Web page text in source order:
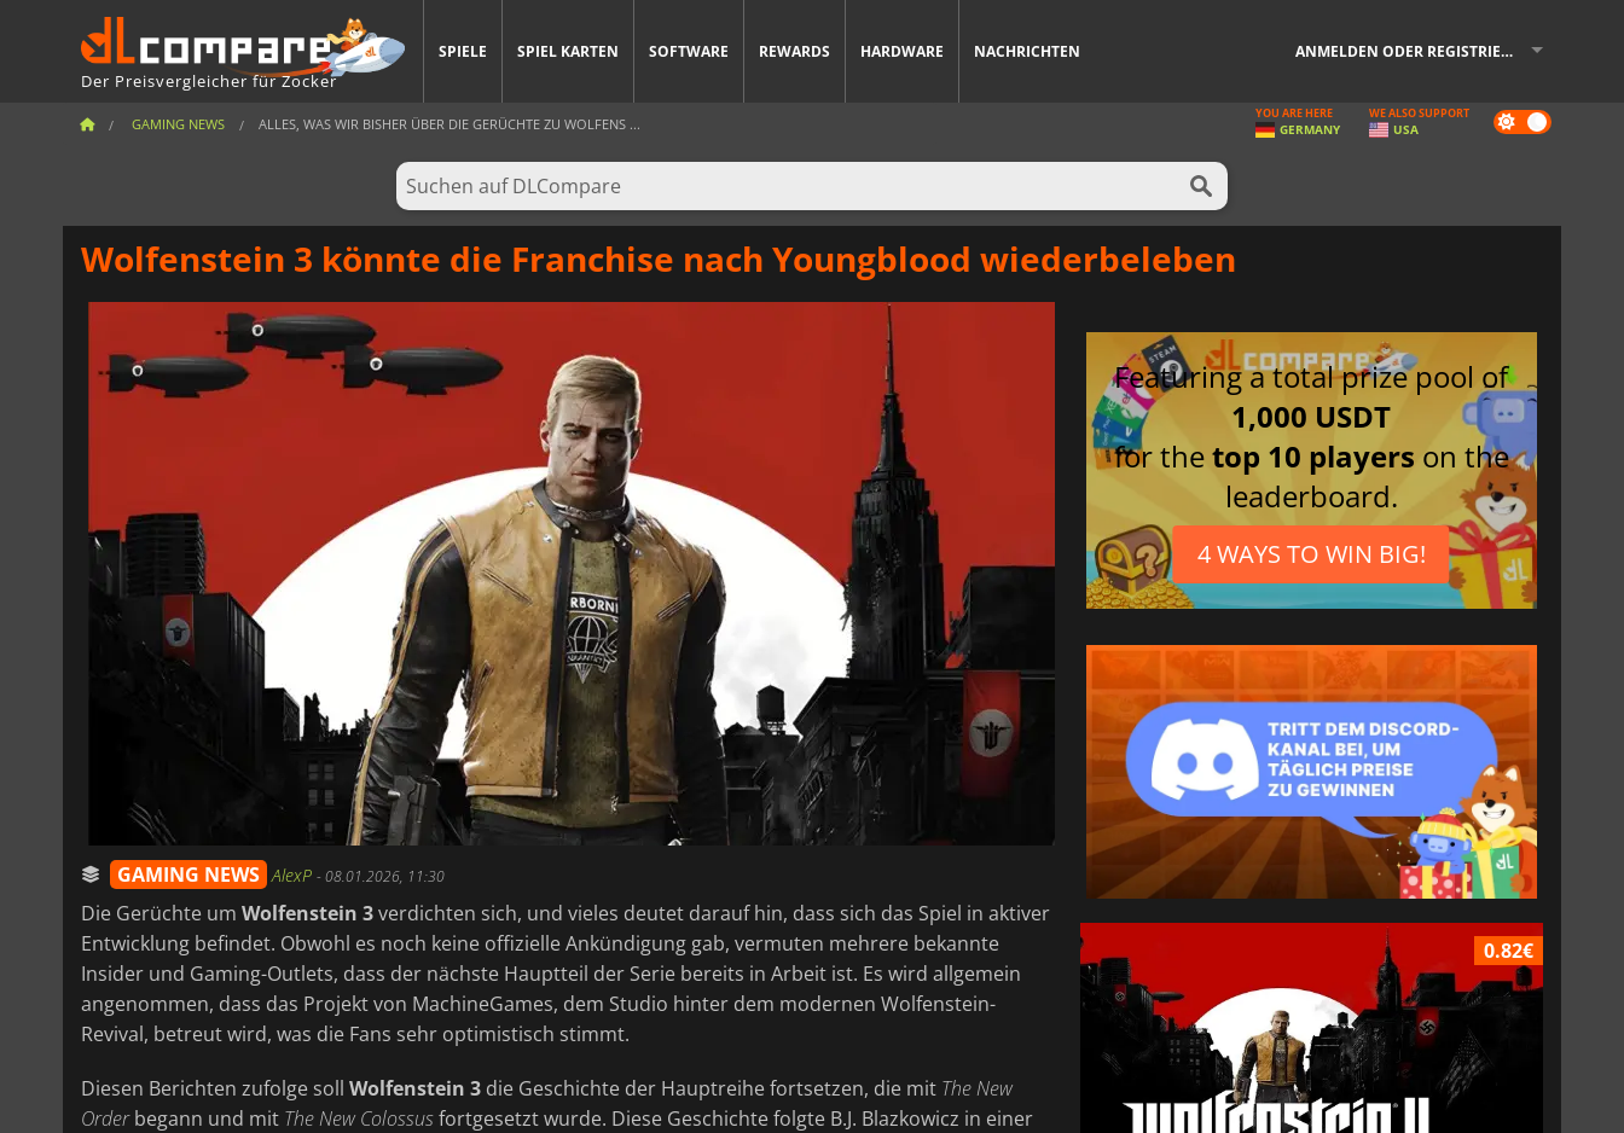
Der Preisvergleicher für Zocker
SPIELE SPIEL KARTEN SOFTWARE REWARDS HARDWARE NACHRICHTEN ANMELDEN ODER REGISTRIEREN
GAMING NEWS ALLES, WAS WIR BISHER ÜBER DIE GERÜCHTE ZU WOLFENS ... Dark
mode
YOU ARE HERE
GERMANY
WE ALSO SUPPORT
USA
Wolfenstein 3 könnte die Franchise nach Youngblood wiederbeleben
GAMING NEWS AlexP -08.01.2026, 11:30
Die Gerüchte um Wolfenstein 3verdichten sich, und vieles deutet darauf hin, dass sich das Spiel in aktiver
Entwicklung befindet. Obwohl es noch keine offizielle Ankündigung gab, vermuten mehrere bekannte
Insider und Gaming-Outlets, dass der nächste Hauptteil der Serie bereits in Arbeit ist. Es wird allgemein
angenommen, dass das Projekt von MachineGames, dem Studio hinter dem modernen Wolfenstein-
Revival, betreut wird, was die Fans sehr optimistisch stimmt.
Diesen Berichten zufolge soll Wolfenstein 3 die Geschichte der Hauptreihe fortsetzen, die mit The New
Orderbegann und mit The New Colossusfortgesetzt wurde. Diese Geschichte folgte B.J. Blazkowicz in einer
Featuring a total prize pool of
1,000 USDT
for thetop 10 players on the
leaderboard.
4 WAYS TO WIN BIG!
0.82€